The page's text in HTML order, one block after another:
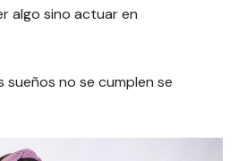
algo sino actuar en
sueños no se cumplen se